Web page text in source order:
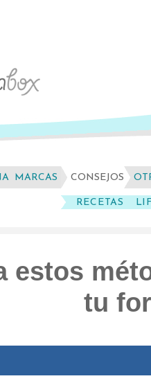
MARCAS
CONSEJOS
RECETAS
estos
tu